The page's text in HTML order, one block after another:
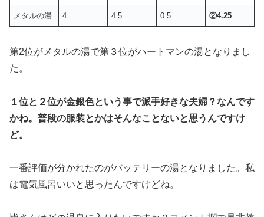
メタルの湯 4 4.5 0.5 ②4.25
第2位がメタルの湯で第３位がハートマンの湯となりまし
た。
１位と２位が金銀色という事で派手好きな夫婦？なんです
かね。普段の服装とかはそんなことないと思うんですけ
ど。
一番評価が分かれたのがバッテリーの湯となりました。私
は電気風呂いいと思ったんですけどね。